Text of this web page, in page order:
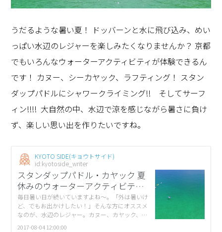
うだるような暑い夏！ ドッバーンと水に飛び込み、めい
っぱい水辺のレジャーを楽しみたくなりませんか？ 京都
でもいろんなウォーターアクティビティが体験できるん
です！ カヌー、シーカヤック、ラフティング！ スタン
ダップパドルにシャワークライミング!! そしてサーフ
ィン!!!! 大自然の中、水辺で涼を感じながら暑さに負け
ず、楽しい思い出を作りたいですね。
KYOTO SIDE(キョウトサイド)
id:kyotoside_writer
スタンダップパドル・カヤック 夏
休みのウォーターアクティビティ6
選
毎日暑い日が続いていますよね〜。「外は暑いけ
ど、でもお出かけしたい！」そんな方にオススメ
なのが、水辺のレジャー。カヌー、カヤック、ラ
フティング、そして最近流行りのスタンダップパ
2017-08-04 12:00:00